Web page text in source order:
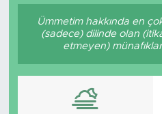
Ümmetim hakkında en
(sadece) dilinde olan
etmeyen)
KARİKATÜR
BİLİM-TEKNOLOJİ
RÖPÖRTAJ
ANALİZ
Haber Arşivi